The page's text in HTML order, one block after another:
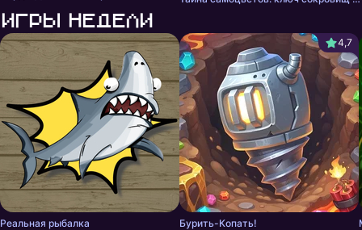
Игры недели
Реальная рыбалка
4,7
Бурить-Копать!